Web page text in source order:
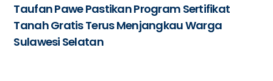
Taufan Pawe Pastikan Program Sertifikat
Tanah Gratis Terus Menjangkau Warga
Sulawesi Selatan